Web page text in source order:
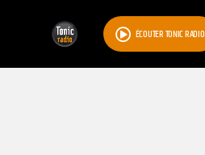
ÉCOUTER TONIC RADIO